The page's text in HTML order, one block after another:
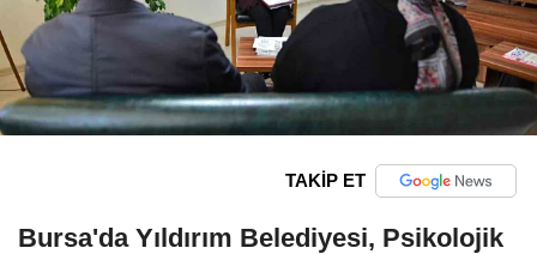
TAKİP ET
Bursa'da Yıldırım Belediyesi, Psikolojik